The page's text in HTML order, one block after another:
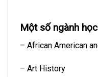
Một số ngành
– African American
– Art History